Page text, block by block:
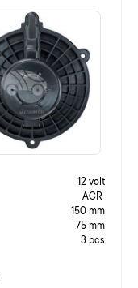
12 volt
ACR
150 mm
75 mm
3 pcs